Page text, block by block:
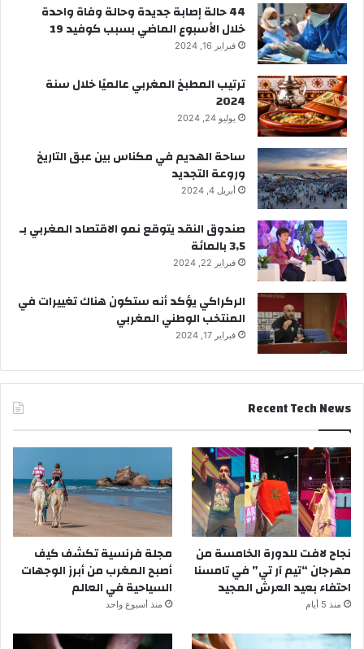
44 حالة إصابة جديدة وحالة وفاة واحدة
خلال الأسبوع الماضي بسبب كوفيد 19
فبراير 16, 2024
ترتيب المطبخ المغربي عالميًا خلال سنة
2024
يوليو 24, 2024
ساحة الهديم في مكناس بين عبق التاريخ
وروعة التجديد
أبريل 4, 2024
صندوق النقد يتوقع نمو الاقتصاد المغربي بـ
3,5 بالمائة
فبراير 22, 2024
الركراكي يؤكد أنه ستكون هناك تغييرات في
المنتخب الوطني المغربي
فبراير 17, 2024
Recent Tech News
نجاح لافت للدورة الخامسة من
مهرجان “تيم آر تي” في تامسنا
احتفاء بعيد العرش المجيد
منذ 5 أيام
مجلة فرنسية تكشف كيف
أصبح المغرب من أبرز الوجهات
السياحية في العالم
منذ أسبوع واحد